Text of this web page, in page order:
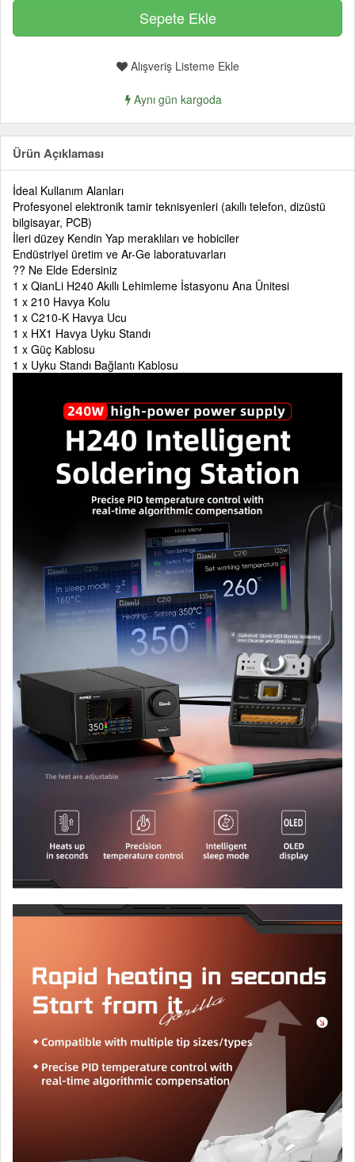
Alışveriş Listeme Ekle
Aynı gün kargoda
Ürün Açıklaması
İdeal Kullanım Alanları
Profesyonel elektronik tamir teknisyenleri (akıllı telefon, dizüstü
bilgisayar, PCB)
İleri düzey Kendin Yap meraklıları ve hobiciler
Endüstriyel üretim ve Ar-Ge laboratuvarları
?? Ne Elde Edersiniz
1 x QianLi H240 Akıllı Lehimleme İstasyonu Ana Ünitesi
1 x 210 Havya Kolu
1 x C210-K Havya Ucu
1 x HX1 Havya Uyku Standı
1 x Güç Kablosu
1 x Uyku Standı Bağlantı Kablosu